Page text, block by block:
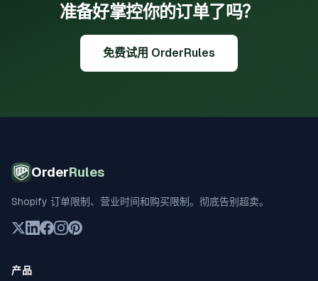
准备好掌控你的订单了吗？
免费试用 OrderRules
OrderRules
Shopify 订单限制、营业时间和购买限制。彻底告别超卖。
产品